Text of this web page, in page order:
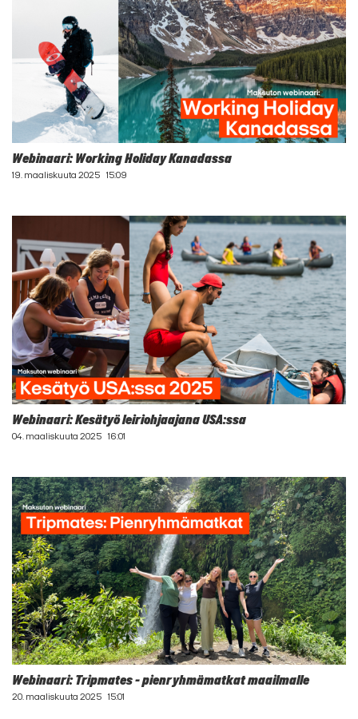
Webinaari: Working Holiday Kanadassa
19. maaliskuuta 2025 15:09
Webinaari: Kesätyö leiriohjaajana USA:ssa
04. maaliskuuta 2025 16:01
Webinaari: Tripmates - pienryhmämatkat maailmalle
20. maaliskuuta 2025 15:01